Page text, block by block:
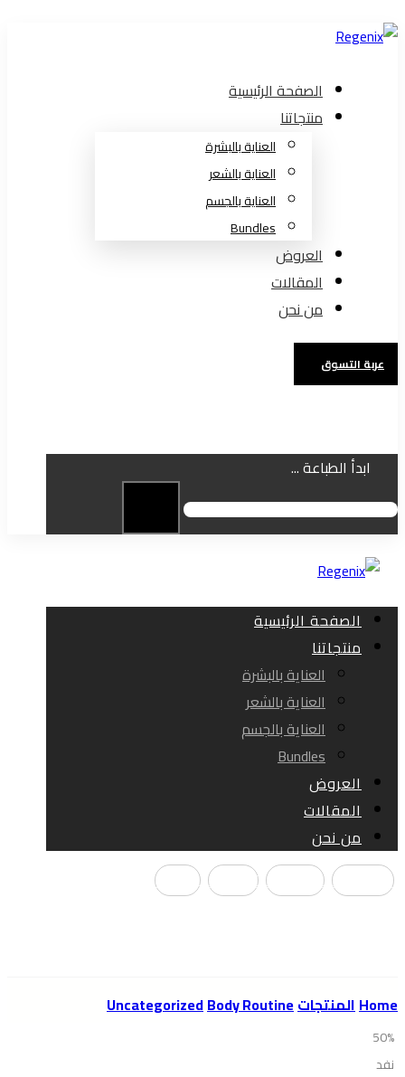
الصفحة الرئيسية
منتجاتنا
العناية بالبشرة
العناية بالشعر
العناية بالجسم
Bundles
العروض
المقالات
من نحن
عربة التسوق
ابدأ الطباعة ...
الصفحة الرئيسية
منتجاتنا
العناية بالبشرة
العناية بالشعر
العناية بالجسم
Bundles
العروض
المقالات
من نحن
الفيسبوك انستغرام تيك توك يوتيوب
Homeالمنتجات UncategorizedBody Routine
50%
نفد